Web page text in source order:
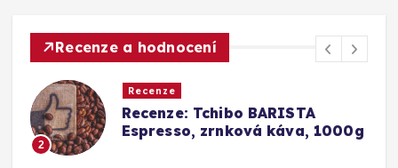
Recenze a hodnocení
3
Recenze
Srovnání a recenze: Tchibo
Barista Caffè Crema vs.